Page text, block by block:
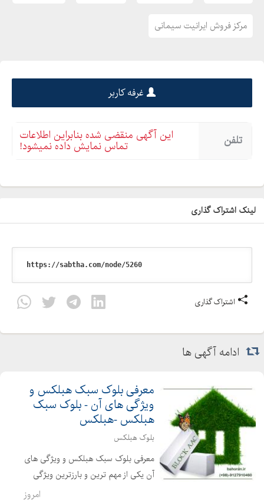
مرکز فروش ایرانیت سیمانی
غرفه کاربر
تلفن این آگهی منقضی شده بنابراین اطلاعات
تماس نمایش داده نمیشود!
لینک اشتراک گذاری
اشتراک گذاری
ادامه آگهی ها
معرفی بلوک سبک هبلکس و
ویژگی های آن - بلوک سبک
هبلکس -هبلکس
بلوک هبلکس
معرفی بلوک سبک هبلکس و ویژگی های
آن یکی از مهم ترین و بارزترین ویژگی
های استفاده از بلوک های سبک هبلکسامروز